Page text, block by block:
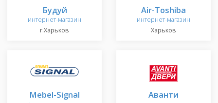
Будуй
интернет-магазин
г.Харьков
Air-Toshiba
интернет-магазин
Харьков
Mebel-Signal Аванти